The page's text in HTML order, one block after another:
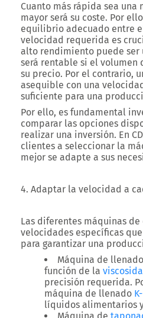
Cuanto más rápida sea una
mayor será su coste. Por
equilibrio adecuado entre
velocidad requerida es
alto rendimiento puede ser
será rentable si el volumen
su precio. Por el contrario,
asequible con una
suficiente para una
Por ello, es fundamental
comparar las opciones
realizar una inversión. En
clientes a seleccionar la
mejor se adapte a sus
4. Adaptar la velocidad a
Las diferentes máquinas
velocidades específicas
para garantizar una
Máquina de llenado
función de la
precisión requerida.
máquina de llenado
líquidos alimentarios